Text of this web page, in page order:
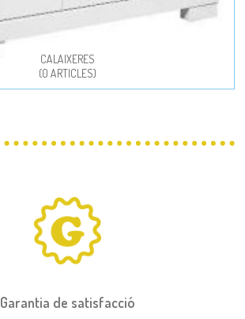
CALAIXERES
(0 ARTICLES)
Garantia de satisfacció